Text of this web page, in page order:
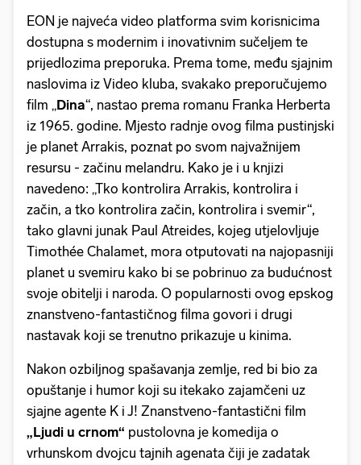
EON je najveća video platforma svim korisnicima
dostupna s modernim i inovativnim sučeljem te
prijedlozima preporuka. Prema tome, među sjajnim
naslovima iz Video kluba, svakako preporučujemo
film „Dina“, nastao prema romanu Franka Herberta
iz 1965. godine. Mjesto radnje ovog filma pustinjski
je planet Arrakis, poznat po svom najvažnijem
resursu - začinu melandru. Kako je i u knjizi
navedeno: „Tko kontrolira Arrakis, kontrolira i
začin, a tko kontrolira začin, kontrolira i svemir“,
tako glavni junak Paul Atreides, kojeg utjelovljuje
Timothée Chalamet, mora otputovati na najopasniji
planet u svemiru kako bi se pobrinuo za budućnost
svoje obitelji i naroda. O popularnosti ovog epskog
znanstveno-fantastičnog filma govori i drugi
nastavak koji se trenutno prikazuje u kinima.
Nakon ozbiljnog spašavanja zemlje, red bi bio za
opuštanje i humor koji su itekako zajamčeni uz
sjajne agente K i J! Znanstveno-fantastični film
„Ljudi u crnom“ pustolovna je komedija o
vrhunskom dvojcu tajnih agenata čiji je zadatak